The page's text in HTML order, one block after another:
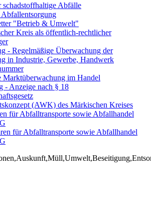
Abfälle
"Betrieb & Umwelt"
Kreis als öffentlich-rechtlicher
- Regelmäßige Überwachung der
in Industrie, Gewerbe, Handwerk
Marktüberwachung im Handel
- Anzeige nach § 18
(AWK) des Märkischen Kreises
für Abfalltransporte sowie Abfallhandel
für Abfalltransporte sowie Abfallhandel